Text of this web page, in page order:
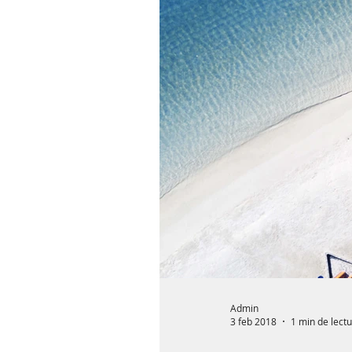
Admin
3 feb 2018
1 min de